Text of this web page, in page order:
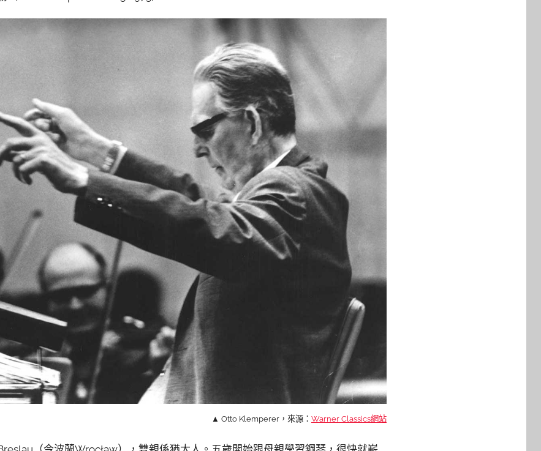
▲ Otto Klemperer，來源： Warner Classics網站